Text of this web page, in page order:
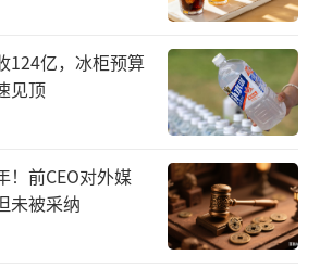
家医保局副局长施子海明确指
方式，对定点零售药店线下价
践，推进定点零售药店价格公
5月24日，国家医保局基金监
堂药店相关负责人。这是国家
接向医药零售龙头“重拳出
124亿，冰柜预算
见顶
！前CEO对外媒
未被采纳